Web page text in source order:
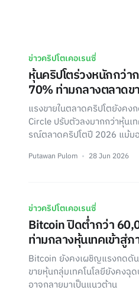
ข่าวคริปโตเคอเรนซี่
หุ้นคริปโตร่วงหนักกว่า
70% ท่ามกลางตลาดข
แรงขายในตลาดคริปโตยังค
Circle ปรับตัวลงมากกว่าหุ้นเ
รณ์ตลาดคริปโตปี 2026 แม้ม
Putawan Pulom 28 Jun 2026
ข่าวคริปโตเคอเรนซี่
Bitcoin ปิดต่ำกว่า
ท่ามกลางหุ้นเทคเข้าสู่
Bitcoin ยังคงเผชิญแรงกดดั
ขายหุ้นกลุ่มเทคโนโลยียังคง
อาจกลายมาเป็นแนวต้าน